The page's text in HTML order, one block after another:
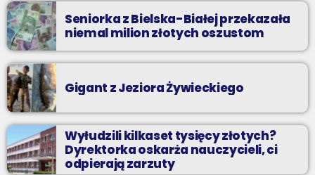
Seniorka z Bielska-Białej przekazała
niemal milion złotych oszustom
Gigant z Jeziora Żywieckiego
Wyłudzili kilkaset tysięcy złotych?
Dyrektorka oskarża nauczycieli, ci
odpierają zarzuty